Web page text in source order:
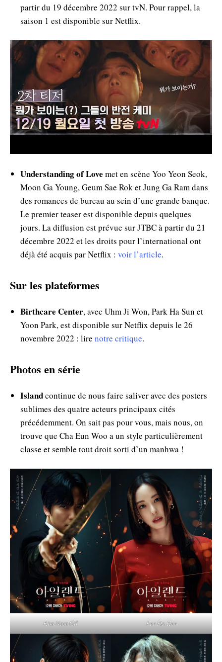
partir du 19 décembre 2022 sur tvN. Pour rappel, la
saison 1 est disponible sur Netflix.
Understanding of Love met en scène Yoo Yeon Seok,
Moon Ga Young, Geum Sae Rok et Jung Ga Ram dans
des romances de bureau au sein d’une grande banque.
Le premier teaser est disponible depuis quelques
jours. La diffusion est prévue sur JTBC à partir du 21
décembre 2022 et les droits pour l’international ont
déjà été acquis par Netflix : voir l’article.
Sur les plateformes
Birthcare Center, avec Uhm Ji Won, Park Ha Sun et
Yoon Park, est disponible sur Netflix depuis le 26
novembre 2022 : lire notre critique.
Photos en série
Islandcontinue de nous faire saliver avec des posters
sublimes des quatre acteurs principaux cités
précédemment. On sait pas pour vous, mais nous, on
trouve que Cha Eun Woo a un style particulièrement
classe et semble tout droit sorti d’un manhwa !
Kim Nam Gil Lee Da Hee